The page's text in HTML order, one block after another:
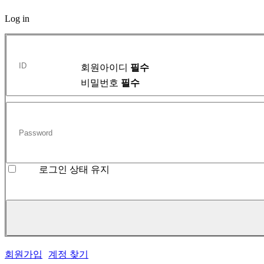
Log in
회원아이디 필수
비밀번호 필수
로그인 상태 유지
회원가입 계정 찾기